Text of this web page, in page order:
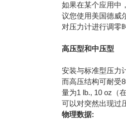
如果在某个应用中
议您使用美国德威
对压力计进行调零
高压型和中压型
安装与标准型压力
而高压结构可耐受
量为1 lb., 10 oz（
可以对突然出现过
物理数据: